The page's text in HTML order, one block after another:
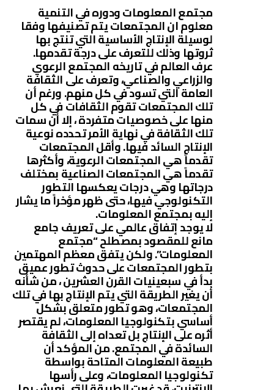
مجتمع المعلومات ودوره في التنمية
معلوم ان المجتمعات يتم تصنيفها وفقا
لوسيلة الإنتاج الأساسية التي تنتج بها
ثروتها وذلك للتعرف على درجة تقدمها.
عرف العالم في تاريخه المجتمع الرعوي
والزراعي والصناعي، وتعرف على الثقافة
العامة التي تسود في كل منهم. ورغم أن
تلك المجتمعات تقوم الثقافات في كل
منها على خصوصيات متفردة ، إلا أن سمات
تلك الثقافة في نهاية الأمر تحدده نوعية
الإنتاج السائد فيها. وأقل المجتمعات
تقدماً هي المجتمعات الرعوية، وأكثرها
تقدماً هي المجتمعات الصناعية بمختلف
درجاتها وهي درجات يعكسها التطور
التكنولوجي فيها، حتى ظهر مؤخراً ما يشار
إليه بمجتمع المعلومات.
لا يوجد إتفاق عالمي على تعريف جامع
مانع للمقصود بمصطلح “مجتمع
المعلومات”. ولكن يتفق معظم المهتمين
بتطور المجتمعات على حدوث تطور عميق
بدأ في سبعينيات القرن العشرين ، من شأنه
أن يغير الطريقة التي يتم الإنتاج بها في تلك
المجتمعات، وهو تطور متعلق بشكل
أساسي بتكنولوجيا المعلومات، لم يقتصر
أثره على الإنتاج بل تعداه إلى الثقافة
السائدة في المجتمع. من المؤكد أن
طبيعة المعلومات المتاحة بواسطة
تكنولوجيا المعلومات، وعلى رأسها